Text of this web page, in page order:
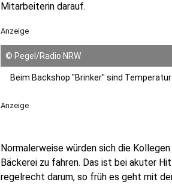
Mitarbeiterin darauf.
Anzeige
© Pegel/Radio NRW
Beim Backshop "Brinker" sind
Anzeige
Normalerweise würden sich die
Bäckerei zu fahren. Das ist bei akuter
regelrecht darum, so früh es geht mit